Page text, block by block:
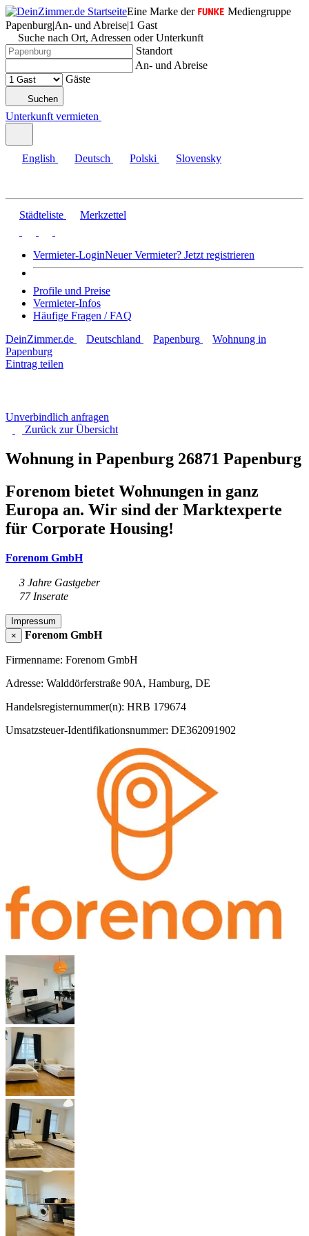
Eine Marke der
Mediengruppe
Papenburg|An- und Abreise|1 Gast
Suche nach Ort, Adressen oder Unterkunft
Standort
An- und Abreise
Gäste
Suchen
Unterkunft vermieten
English Deutsch Polski Slovensky
Städteliste Merkzettel
Vermieter-LoginNeuer Vermieter? Jetzt registrieren
Profile und Preise
Vermieter-Infos
Häufige Fragen / FAQ
DeinZimmer.de
Deutschland Papenburg
Wohnung in
Papenburg
Eintrag teilen
Unverbindlich anfragen
Zurück zurÜbersicht
Wohnung in Papenburg 26871 Papenburg
Forenom bietet Wohnungen in ganz
Europa an. Wir sind der Marktexperte
für Corporate Housing!
Forenom GmbH
3 Jahre Gastgeber
77 Inserate
Impressum
×
Forenom GmbH
Firmenname: Forenom GmbH
Adresse: Walddörferstraße 90A, Hamburg, DE
Handelsregisternummer(n): HRB 179674
Umsatzsteuer-Identifikationsnummer: DE362091902